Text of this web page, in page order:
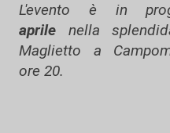
L'evento è in
aprile nella
Maglietto a
ore 20.